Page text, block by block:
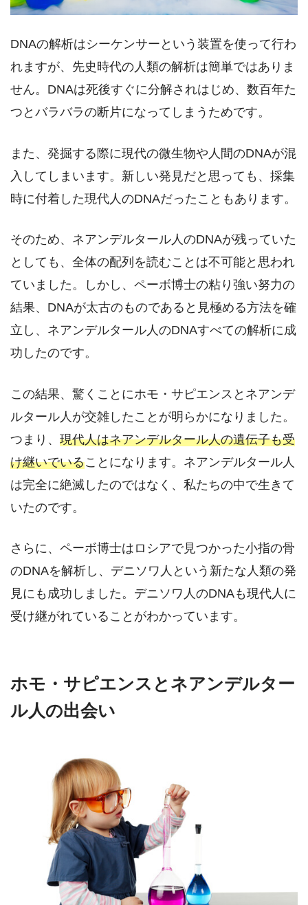
DNAの解析はシーケンサーという装置を使って行わ
れますが、先史時代の人類の解析は簡単ではありま
せん。DNAは死後すぐに分解されはじめ、数百年た
つとバラバラの断片になってしまうためです。
また、発掘する際に現代の微生物や人間のDNAが混
入してしまいます。新しい発見だと思っても、採集
時に付着した現代人のDNAだったこともあります。
そのため、ネアンデルタール人のDNAが残っていた
としても、全体の配列を読むことは不可能と思われ
ていました。しかし、ペーボ博士の粘り強い努力の
結果、DNAが太古のものであると見極める方法を確
立し、ネアンデルタール人のDNAすべての解析に成
功したのです。
この結果、驚くことにホモ・サピエンスとネアンデ
ルタール人が交雑したことが明らかになりました。
つまり、 現代人はネアンデルタール人の遺伝子も受
け継いでいることになります。ネアンデルタール人
は完全に絶滅したのではなく、私たちの中で生きて
いたのです。
さらに、ペーボ博士はロシアで見つかった小指の骨
のDNAを解析し、デニソワ人という新たな人類の発
見にも成功しました。デニソワ人のDNAも現代人に
受け継がれていることがわかっています。
ホモ・サピエンスとネアンデルター
ル人の出会い